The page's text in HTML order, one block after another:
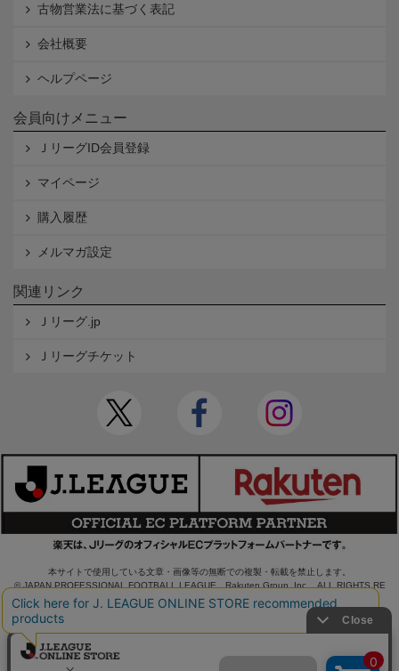
古物営業法に基づく表記
会社概要
ヘルプページ
会員向けメニュー
ＪリーグID会員登録
マイページ
購入履歴
メルマガ設定
関連リンク
Ｊリーグ.jp
Ｊリーグチケット
本サイトで使用している文章・画像等の無断での複製・転載を禁止します。
© JAPAN PROFESSIONAL FOOTBALL LEAGUE Rakuten Group, Inc. ALL RIGHTS RE
SERVED.